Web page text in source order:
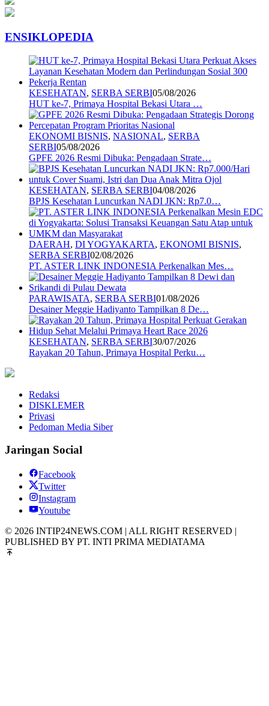
ENSIKLOPEDIA
KESEHATAN, SERBA SERBI05/08/2026
HUT ke-7, Primaya Hospital Bekasi Utara …
EKONOMI BISNIS, NASIONAL, SERBA
SERBI05/08/2026
GPFE 2026 Resmi Dibuka: Pengadaan Strate…
KESEHATAN, SERBA SERBI04/08/2026
BPJS Kesehatan Luncurkan NADI JKN: Rp7.0…
DAERAH, DI YOGYAKARTA, EKONOMI BISNIS,
SERBA SERBI02/08/2026
PT. ASTER LINK INDONESIA Perkenalkan Mes…
PARAWISATA, SERBA SERBI01/08/2026
Desainer Meggie Hadiyanto Tampilkan 8 De…
KESEHATAN, SERBA SERBI30/07/2026
Rayakan 20 Tahun, Primaya Hospital Perku…
Redaksi
DISKLEMER
Privasi
Pedoman Media Siber
Jaringan Social
Facebook
Twitter
Instagram
Youtube
© 2026 INTIP24NEWS.COM | ALL RIGHT RESERVED |
PUBLISHED BY PT. INTI PRIMA MEDIATAMA